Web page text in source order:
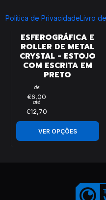
Politica de PrivacidadeLivro
|
ESFEROGRÁFICA E
ROLLER DE METAL
CRYSTAL - ESTOJO
COM ESCRITA EM
PRETO
de
€6,00
até
€12,70
VER OPÇÕES